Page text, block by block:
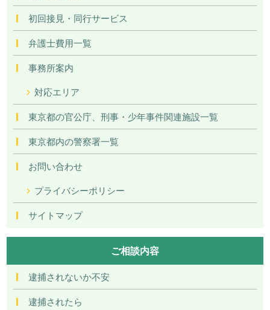
初回接見・同行サービス
弁護士費用一覧
事務所案内
対応エリア
東京都の官公庁、刑事・少年事件関連施設一覧
東京都内の警察署一覧
お問い合わせ
プライバシーポリシー
サイトマップ
ご相談内容
逮捕されないか不安
逮捕されたら